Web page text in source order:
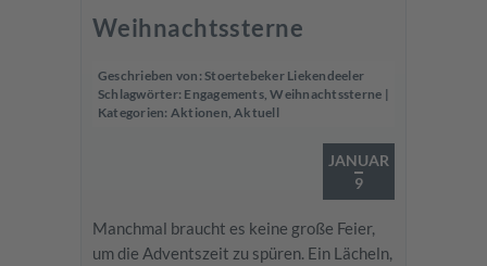
Weihnachtssterne
Geschrieben von: Stoertebeker Liekendeeler
Schlagwörter: Engagements,Weihnachtssterne |
Kategorien: Aktionen Aktuell
JANUAR
9
Manchmal braucht es keine große Feier,
um die Adventszeit zu spüren. Ein Lächeln,